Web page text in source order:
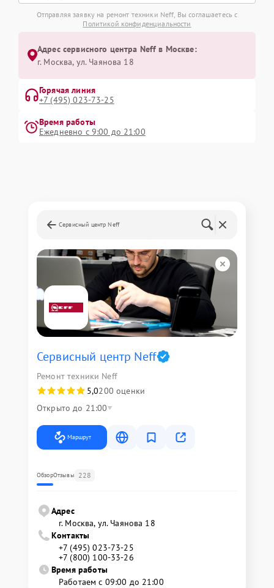
Отправляя заявку на ремонт техники Neff, Вы соглашаетесь с
Политикой конфиденциальности
Адрес сервисного центра Neff в Москве:
г. Москва, ул. Чаянова 18
Горячая линия
+7 (495) 023-73-25
Время работы
Ежедневно с 9:00 до 21:00
Сервисный центр Neff
Сервисный центр Neff
Ремонт техники Neff
5,0200 оценки
Открыто до 21:00
Маршрут
ОбзорОтзывы 228
Адрес
г. Москва, ул. Чаянова 18
Контакты
+7 (495) 023-73-25
+7 (800) 100-33-26
Время работы
Работаем с 09:00 до 21:00